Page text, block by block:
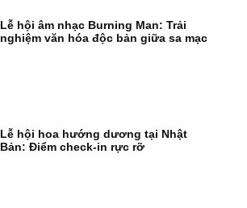
Lễ hội âm nhạc Burning Man: Trải
nghiệm văn hóa độc bản giữa sa mạc
Lễ hội hoa hướng dương tại Nhật
Bản: Điểm check-in rực rỡ